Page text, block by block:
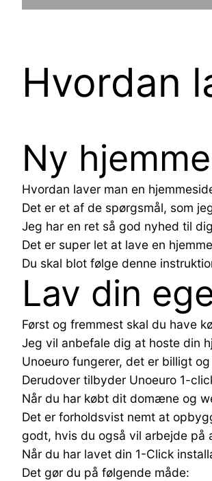
Hvordan
Ny
Hvordan laver man en
Det er et af de spørgsmål, som
Jeg har en ret så god nyhed til
Det er super let at lave en
Du skal blot følge denne
Lav din
Først og fremmest skal du have
Jeg vil anbefale dig at hoste din
Unoeuro fungerer, det er billigt
Derudover tilbyder Unoeuro 1-
Når du har købt dit domæne og
Det er forholdsvist nemt at
godt, hvis du også vil arbejde på
Når du har lavet din 1-Click
Det gør du på følgende måde: